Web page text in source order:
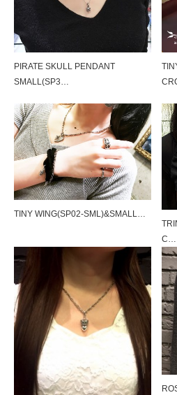
PIRATE SKULL PENDANT
SMALL(SP3…
TINY WING(SP02-SML)&SMALL…
C…
SILK CODE w/
SILK CODE w/